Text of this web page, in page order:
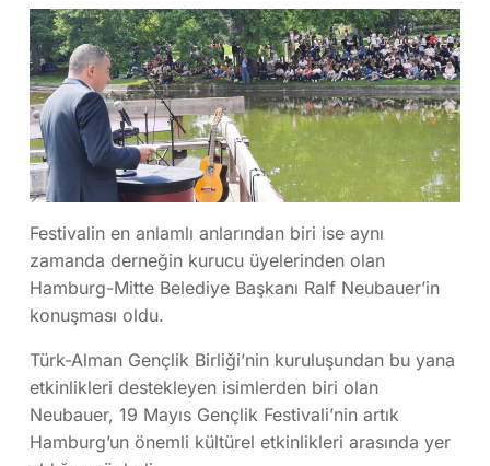
Festivalin en anlamlı anlarından biri ise aynı
zamanda derneğin kurucu üyelerinden olan
Hamburg-Mitte Belediye Başkanı Ralf Neubauer’in
konuşması oldu.
Türk-Alman Gençlik Birliği’nin kuruluşundan bu yana
etkinlikleri destekleyen isimlerden biri olan
Neubauer, 19 Mayıs Gençlik Festivali’nin artık
Hamburg’un önemli kültürel etkinlikleri arasında yer